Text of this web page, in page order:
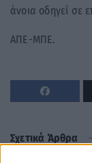
άνοια οδηγεί σε
ΑΠΕ-ΜΠΕ.
Σχετικά Άρθρα